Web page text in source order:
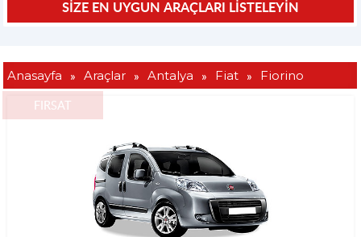
Anasayfa » Araçlar » Antalya » Fiat » Fiorino
FIRSAT